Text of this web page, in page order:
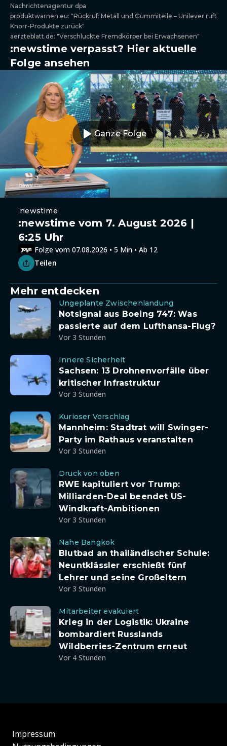
Nachrichtenagentur dpa
produktwarnen.eu: "Rückruf: Metall und Gummiteile – Unilever ruft
Knorr-Produkte zurück"
aerzteblatt.de: "Verschluckte Fremdkörper bei Erwachsenen"
:newstime verpasst? Hier aktuelle
Folge ansehen
Ganze Folge
:newstime
:newstime vom 7. August 2026 |
6:25 Uhr
Folge vom 07.08.2026 • 5 Min • Ab 12
Teilen
Mehr entdecken
Ungeplante Zwischenlandung
Notsignal aus Boeing 747: Was
passierte auf dem Lufthansa-Flug?
Vor 3 Stunden
Innere Sicherheit
Sachsen: 13 Drohnenvorfälle über
kritischer Infrastruktur
Vor 3 Stunden
Kurioser Vorschlag
Mannheim: Stadtrat will Swinger-
Party im Rathaus veranstalten
Vor 3 Stunden
Druck von oben
RWE kapituliert vor Trump:
Milliarden-Deal beendet US-
Windkraft-Ambitionen
Vor 3 Stunden
Nahe Bangkok
Blutbad an thailändischer Schule:
Neuntklässler erschießt fünf
Lehrer und seine Großeltern
Vor 3 Stunden
Mitarbeiter evakuiert
Krieg in der Logistik: Ukraine
bombardiert Russlands
Wildberries-Zentrum erneut
Vor 4 Stunden
Impressum